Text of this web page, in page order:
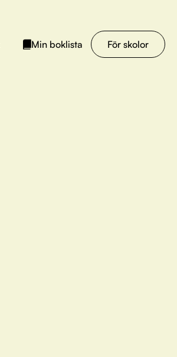
Min boklista För skolor